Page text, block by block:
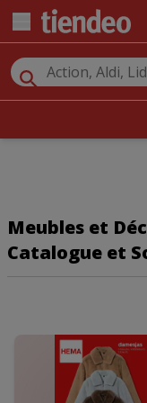
Meubles et
Catalogue et